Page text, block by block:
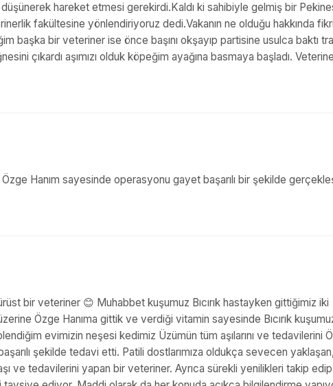
düşünerek hareket etmesi gerekirdi.Kaldı ki sahibiyle gelmiş bir
fakültesine yönlendiriyoruz dedi.Vakanın ne olduğu hakkında
başka bir veteriner ise önce başını okşayıp partisine usulca baktı
çıkardı aşımızı olduk köpeğim ayağına basmaya başladı.
Özge Hanım sayesinde operasyonu gayet başarılı bir şekilde
bir veteriner 😊 Muhabbet kuşumuz Bıcırık hastayken gittiğimiz iki
Özge Hanıma gittik ve verdiği vitamin sayesinde Bıcırık
evimizin neşesi kedimiz Üzümün tüm aşılarını ve tedavilerini
şekilde tedavi etti. Patili dostlarımıza oldukça sevecen
ve tedavilerini yapan bir veteriner. Ayrıca sürekli yenilikleri takip edip